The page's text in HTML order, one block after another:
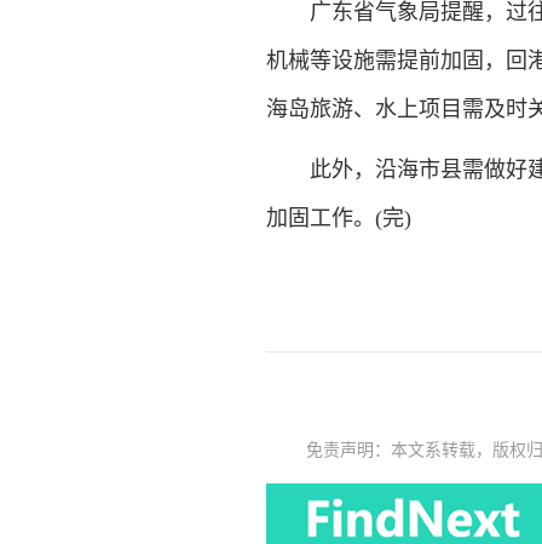
广东省气象局提醒，过往
机械等设施需提前加固，回
海岛旅游、水上项目需及时
此外，沿海市县需做好建
加固工作。(完)
免责声明：本文系转载，版权